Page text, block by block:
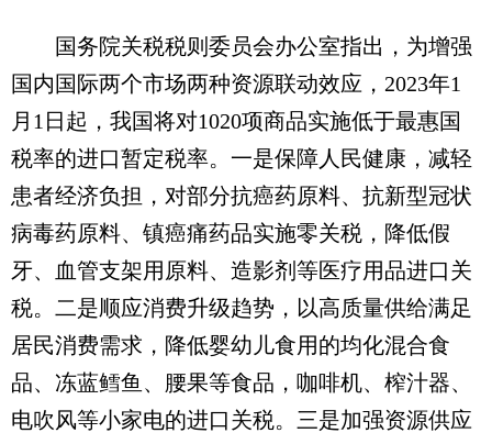
国务院关税税则委员会办公室指出，为增强
国内国际两个市场两种资源联动效应，2023年1
月1日起，我国将对1020项商品实施低于最惠国
税率的进口暂定税率。一是保障人民健康，减轻
患者经济负担，对部分抗癌药原料、抗新型冠状
病毒药原料、镇癌痛药品实施零关税，降低假
牙、血管支架用原料、造影剂等医疗用品进口关
税。二是顺应消费升级趋势，以高质量供给满足
居民消费需求，降低婴幼儿食用的均化混合食
品、冻蓝鳕鱼、腰果等食品，咖啡机、榨汁器、
电吹风等小家电的进口关税。三是加强资源供应